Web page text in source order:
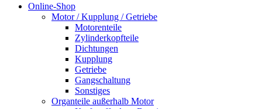
Online-Shop
Motor / Kupplung / Getriebe
Motorenteile
Zylinderkopfteile
Dichtungen
Kupplung
Getriebe
Gangschaltung
Sonstiges
Organteile außerhalb Motor